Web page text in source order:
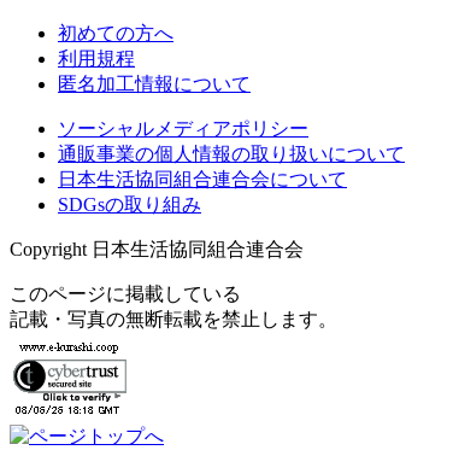
初めての方へ
利用規程
匿名加工情報について
ソーシャルメディアポリシー
通販事業の個人情報の取り扱いについて
日本生活協同組合連合会について
SDGsの取り組み
Copyright 日本生活協同組合連合会
このページに掲載している
記載・写真の無断転載を禁止します。